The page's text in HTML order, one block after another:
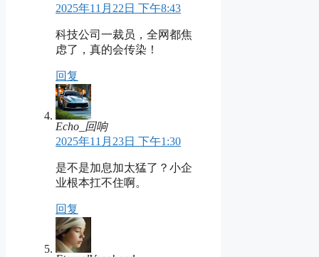
2025年11月22日 下午8:43
科技公司一裁员，全网都焦
虑了，真的会传染！
回复
Echo_回响
2025年11月23日 下午1:30
是不是加息加太猛了？小企
业根本扛不住啊。
回复